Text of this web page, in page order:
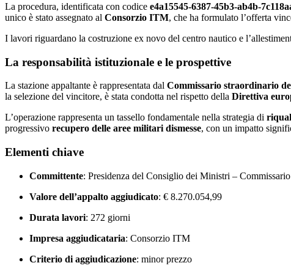
La procedura, identificata con codice e4a15545-6387-45b3-ab4b-
unico è stato assegnato al Consorzio ITM, che ha formulato l’offerta
I lavori riguardano la costruzione ex novo del centro nautico e
La responsabilità istituzionale e le prospettive
La stazione appaltante è rappresentata dal Commissario straordinario
la selezione del vincitore, è stata condotta nel rispetto della Direttiva
L’operazione rappresenta un tassello fondamentale nella strategia di
progressivo recupero delle aree militari dismesse, con un impatto
Elementi chiave
Committente: Presidenza del Consiglio dei Ministri –
Valore dell’appalto aggiudicato: € 8.270.054,99
Durata lavori: 272 giorni
Impresa aggiudicataria: Consorzio ITM
Criterio di aggiudicazione: minor prezzo